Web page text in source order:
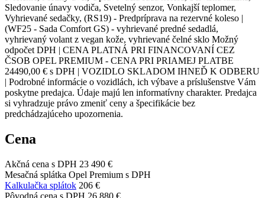
Sledovanie únavy vodiča, Svetelný senzor, Vonkajší teplomer,
Vyhrievané sedačky, (RS19) - Predpríprava na rezervné koleso |
(WF25 - Sada Comfort GS) - vyhrievané predné sedadlá,
vyhrievaný volant z vegan kože, vyhrievané čelné sklo Možný
odpočet DPH | CENA PLATNÁ PRI FINANCOVANÍ CEZ
ČSOB OPEL PREMIUM - CENA PRI PRIAMEJ PLATBE
24490,00 € s DPH | VOZIDLO SKLADOM IHNEĎ K ODBERU
| Podrobné informácie o vozidlách, ich výbave a príslušenstve Vám
poskytne predajca. Údaje majú len informatívny charakter. Predajca
si vyhradzuje právo zmeniť ceny a špecifikácie bez
predchádzajúceho upozornenia.
Cena
Akčná cena s DPH 23 490 €
Mesačná splátka Opel Premium s DPH
Kalkulačka splátok 206 €
Pôvodná cena s DPH 26 880 €